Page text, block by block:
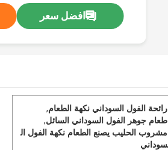
افضل سعر
رائحة الفول السوداني نكهة الطعام,
طعام جوهر الفول السوداني السائل,
مشروب الحليب يصنع الطعام نكهة الفول ال
سوداني